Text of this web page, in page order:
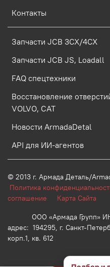
Контакты
Запчасти JCB 3CX/4CX
Запчасти JCB JS, Loadall
FAQ спецтехники
Восстановление
VOLVO, CAT
Новости ArmadaDetal
API для ИИ-агентов
© 2013 г. Армада Деталь/
Политика
соглашение Карта Сайта
ООО «Армада Групп»
адрес: 194295, г. Санкт-
корп.1, кв. 612